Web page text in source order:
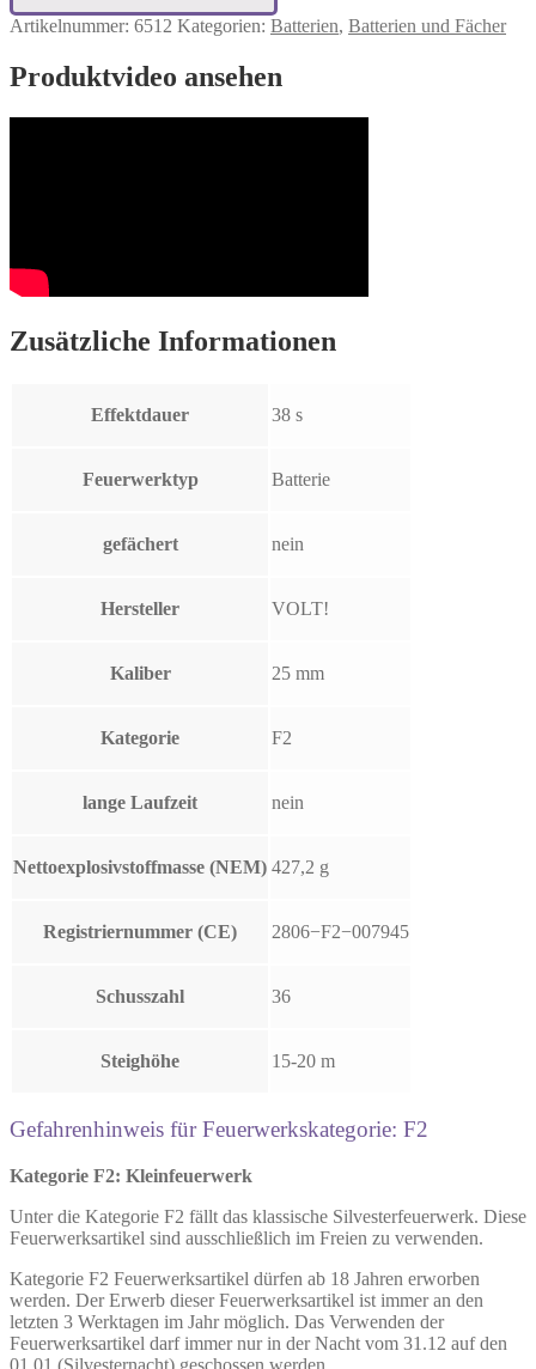
Artikelnummer: 6512 Kategorien: Batterien, Batterien und Fächer
Produktvideo ansehen
Zusätzliche Informationen
Effektdauer 38 s
Feuerwerktyp Batterie
gefächert nein
Hersteller VOLT!
Kaliber 25 mm
Kategorie F2
lange Laufzeit nein
Nettoexplosivstoffmasse (NEM) 427,2 g
Registriernummer (CE) 2806−F2−007945
Schusszahl 36
Steighöhe 15-20 m
Gefahrenhinweis für Feuerwerkskategorie: F2
Kategorie F2: Kleinfeuerwerk
Unter die Kategorie F2 fällt das klassische Silvesterfeuerwerk. Diese
Feuerwerksartikel sind ausschließlich im Freien zu verwenden.
Kategorie F2 Feuerwerksartikel dürfen ab 18 Jahren erworben
werden. Der Erwerb dieser Feuerwerksartikel ist immer an den
letzten 3 Werktagen im Jahr möglich. Das Verwenden der
Feuerwerksartikel darf immer nur in der Nacht vom 31.12 auf den
01.01 (Silvesternacht) geschossen werden.